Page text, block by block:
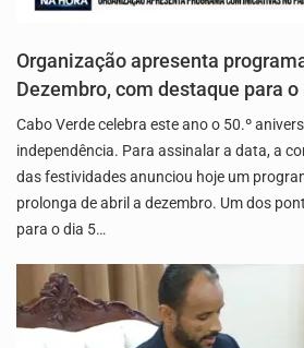
Organização apresenta
Dezembro, com destaque para
Cabo Verde celebra este ano o 50.º
independência. Para assinalar a data, a
das festividades anunciou hoje um
prolonga de abril a dezembro. Um dos
para o dia 5…